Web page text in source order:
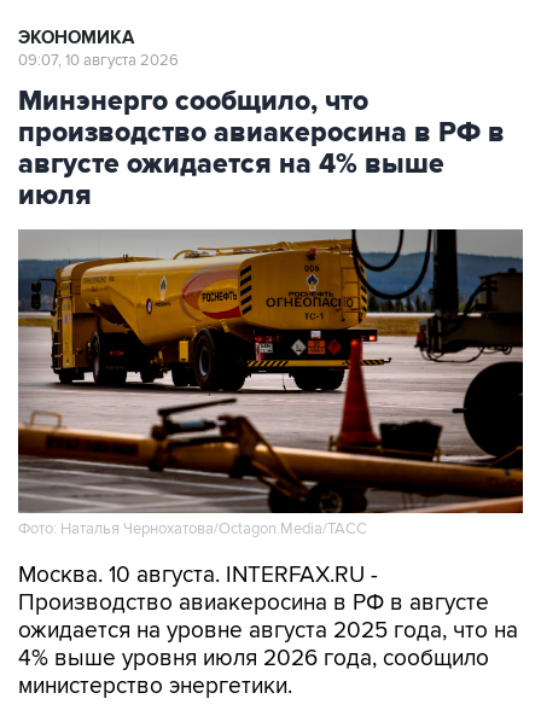
ЭКОНОМИКА
09:07, 10 августа 2026
Минэнерго сообщило, что
производство авиакеросина в РФ в
августе ожидается на 4% выше
июля
Фото: Наталья Чернохатова/Octagon.Media/ТАСС
Москва. 10 августа. INTERFAX.RU -
Производство авиакеросина в РФ в августе
ожидается на уровне августа 2025 года, что на
4% выше уровня июля 2026 года, сообщило
министерство энергетики.